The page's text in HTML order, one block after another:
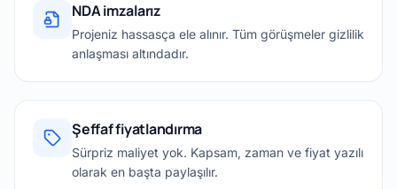
NDA imzalarız
Projeniz hassasça ele alınır. Tüm görüşmeler gizlilik
anlaşması altındadır.
Şeffaf fiyatlandırma
Sürpriz maliyet yok. Kapsam, zaman ve fiyat yazılı
olarak en başta paylaşılır.